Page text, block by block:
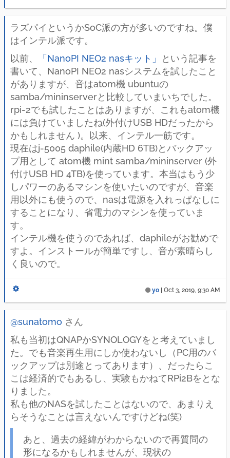
ラズパイというかSoC派の方が多いのですね。僕
はインテル派です。
以前、
「NanoPI NEO2 nasキット」
という記事を
書いて、NanoPI NEO2 nasシステムを試したこと
がありますが、音はatom機 ubuntuの
samba/mininserverと比較していまいちでした。
rpi-2でも試したことはありますが、これもatom機
には負けていましたね(外付けUSB HDだったから
かもしれません )。以来、インテル一筋です。
現在はj-5005 daphile(内蔵HD 6TB)とバックアッ
プ用として atom機 mint samba/mininserver (外
付けUSB HD 4TB)を使っています。本当はもう少
しパワーのあるマシンを使いたいのですが、音楽
用以外にも使うので、nasは電源を入れっぱなしに
することになり、省電力のマシンを使っていま
す。
インテル機を使うのであれば、daphileがお勧めで
すよ。インストールが簡単ですし、音が素晴らし
く良いので。
yo Oct 3, 2019, 9:30 AM
@sunatomo さん
私も当初はQNAPかSYNOLOGYをと考えていまし
た。でも音楽再生用にしか使わないし（PC用のバ
ックアップは別途とってあります）、だったらこ
こは経済的でもあるし、実験もかねてRPi2Bをとな
りました。
私も他のNASを試したことはないので、あまりえ
らそうなことは言えないんですけどね(笑)
あと、過去の経緯がわからないので再質問の
形になるかもしれませんが、現状の